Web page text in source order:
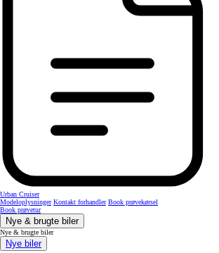
Urban Cruiser
Modeloplysninger Kontakt forhandler Book prøvekørsel
Book prøvetur
Nye & brugte biler
Nye & brugte biler
Nye biler